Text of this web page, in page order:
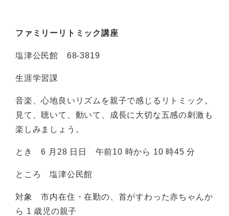
ファミリーリトミック講座
塩津公民館 68-3819
生涯学習課
音楽、心地良いリズムを親子で感じるリトミック。
見て、聴いて、動いて、成長に大切な五感の刺激も
楽しみましょう。
とき 6 月28 日日 午前10 時から 10 時45 分
ところ 塩津公民館
対象 市内在住・在勤の、首がすわった赤ちゃんか
ら 1 歳児の親子